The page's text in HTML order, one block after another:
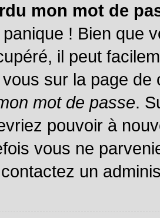
mon mot de
! Bien que
il peut
sur la page
mot de passe.
pouvoir à
vous ne
un